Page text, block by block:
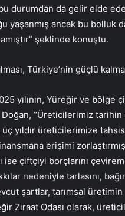
durumdan da gelir elde
yaşanmış ancak bu
şeklinde konuştu.
Türkiye’nin güçlü
yılının, Yüreğir ve bölge
“Üreticilerimiz
üç yıldır üreticilerimize
erişimi
ise çiftçiyi borçlarını
nedeniyle tarlasını,
şartlar, tarımsal
Ziraat Odası olarak,